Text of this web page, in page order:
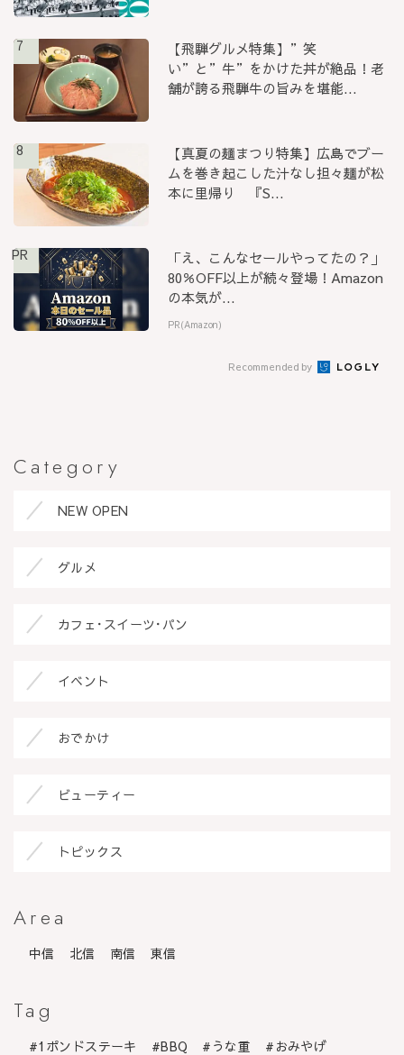
7
【飛騨グルメ特集】”笑
い”と”牛”をかけた丼が絶品！老
舗が誇る飛騨牛の旨みを堪能...
8
【真夏の麺まつり特集】広島でブー
ムを巻き起こした汁なし担々麺が松
本に里帰り 『S...
PR
「え、こんなセールやってたの？」
80％OFF以上が続々登場！Amazon
の本気が...
PR(Amazon)
Recommended by
Category
NEW OPEN
グルメ
カフェ･スイーツ･パン
イベント
おでかけ
ビューティー
トピックス
Area
中信 北信 南信 東信
Tag
1ポンドステーキ BBQ うな重 おみやげ